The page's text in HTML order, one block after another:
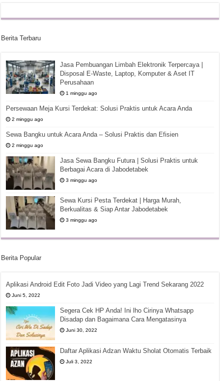
Berita Terbaru
Jasa Pembuangan Limbah Elektronik Terpercaya |
Disposal E-Waste, Laptop, Komputer & Aset IT
Perusahaan
1 minggu ago
Persewaan Meja Kursi Terdekat: Solusi Praktis untuk Acara Anda
2 minggu ago
Sewa Bangku untuk Acara Anda – Solusi Praktis dan Efisien
2 minggu ago
Jasa Sewa Bangku Futura | Solusi Praktis untuk
Berbagai Acara di Jabodetabek
3 minggu ago
Sewa Kursi Pesta Terdekat | Harga Murah,
Berkualitas & Siap Antar Jabodetabek
3 minggu ago
Berita Popular
Aplikasi Android Edit Foto Jadi Video yang Lagi Trend Sekarang 2022
Juni 5, 2022
Segera Cek HP Anda! Ini lho Cirinya Whatsapp
Disadap dan Bagaimana Cara Mengatasinya
Juni 30, 2022
Daftar Aplikasi Adzan Waktu Sholat Otomatis Terbaik
Juli 3, 2022